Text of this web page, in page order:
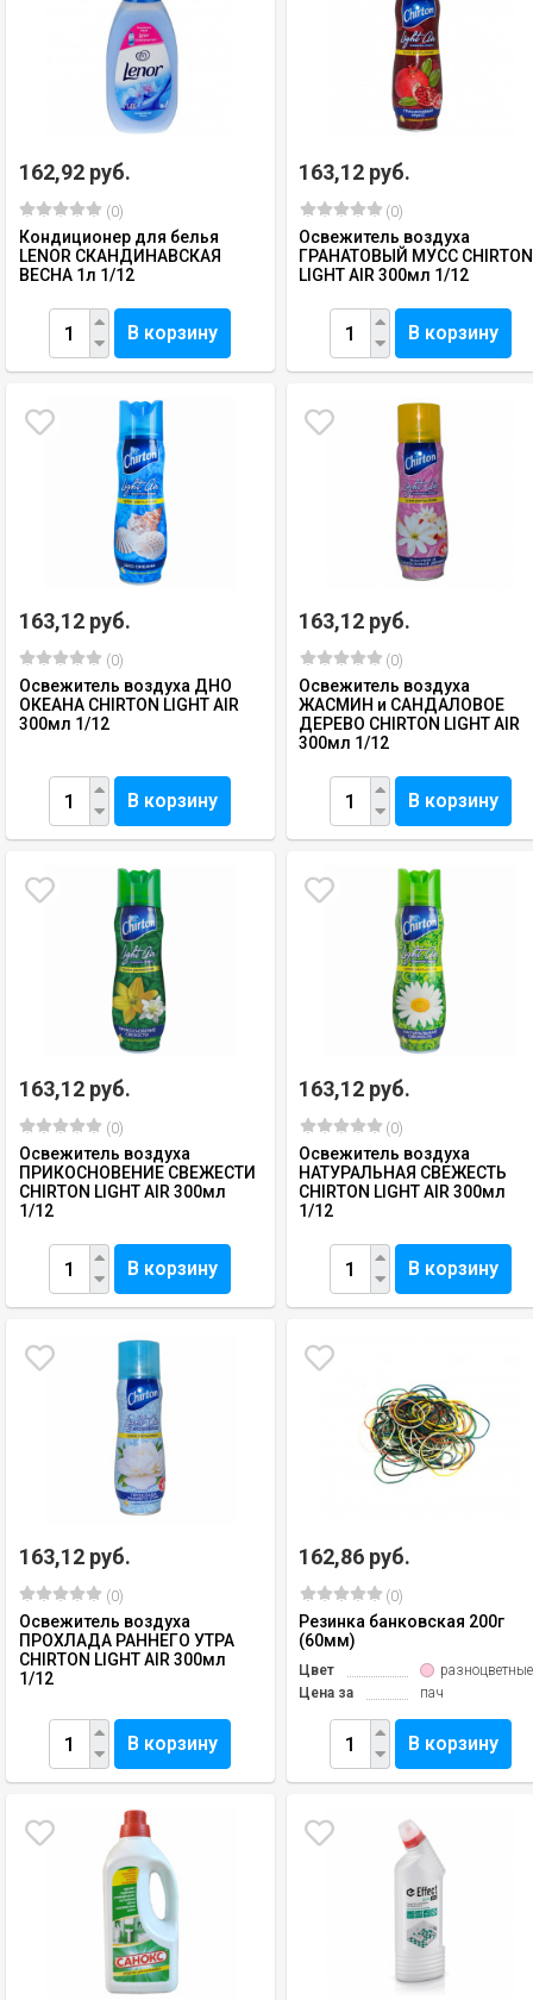
162,92 руб.
(0)
Кондиционер для белья
LENOR СКАНДИНАВСКАЯ
ВЕСНА 1л 1/12
В корзину
163,12 руб.
(0)
Освежитель воздуха
ГРАНАТОВЫЙ МУСС CHIRTON
LIGHT AIR 300мл 1/12
В корзину
163,12 руб.
(0)
Освежитель воздуха ДНО
ОКЕАНА CHIRTON LIGHT AIR
300мл 1/12
В корзину
163,12 руб.
(0)
Освежитель воздуха
ЖАСМИН и САНДАЛОВОЕ
ДЕРЕВО CHIRTON LIGHT AIR
300мл 1/12
В корзину
163,12 руб.
(0)
Освежитель воздуха
ПРИКОСНОВЕНИЕ СВЕЖЕСТИ
CHIRTON LIGHT AIR 300мл
1/12
В корзину
163,12 руб.
(0)
Освежитель воздуха
НАТУРАЛЬНАЯ СВЕЖЕСТЬ
CHIRTON LIGHT AIR 300мл
1/12
В корзину
163,12 руб.
(0)
Освежитель воздуха
ПРОХЛАДА РАННЕГО УТРА
CHIRTON LIGHT AIR 300мл
1/12
В корзину
162,86 руб.
(0)
Резинка банковская 200г
(60мм)
Цвет
разноцветные
Цена за
пач
В корзину